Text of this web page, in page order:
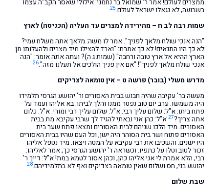
ממצרים לעולם! אמר ר' שמואל בר נחמני: אילולי שאסר הקב"ה עצמו
בשבועה, לא נגאלו ישראל לעולם.25
שמות רבה לב ח – מהירידה למצרים עד העליה (הכניסה) לארץ
"הנה אנכי שולח מלאך לפניך". אמר לו משה: מלאך אתה משלח עמי?
לא כך היו התנאים! לא כך אמרת: "וארד להצילו מיד מצרים ולהעלותו מן
הארץ ההיא אל ארץ טובה ורחבה" (שמות ג ה)? ועתה אתה אומר: "הנה
אנכי שולח מלאך לפניך"! "אם אין פניך הולכים אל תעלנו מזה".26
מדרש משלי (בובר) פרשה ט – אין טומאה לצדיקים
מעשה בר' עקיבה שהיה חבוש בבית האסורים ור' יהושע הגרסי תלמידו
היה משמשו. ערב יום טוב נפטר ממנו והלך לביתו. בא אליהו ועמד על
פתח ביתו. א"ל: שלום עליך רבי. א"ל: שלום עליך רבי ומורי. א"ל: כלום
אתה צריך?27 א"ל: כהן אני ובאתי להגיד לך שרבי עקיבא מת בבית
האסורים. מיד הלכו שניהם לבית האסורים ומצאו פתח שער בית
האסורים פתוח ושר בית הסוהר היה ישן, וכל העם שהיו בבית האסורים
היו ישנים. והשכיבו את רבי עקיבא על המטה ויצאו. מיד נטפל אליהו
זכור לטוב וטלו על כתפיו. וכשראה ר' יהושע הגרסי כך, אמר לאליהו:
רבי, הלא אמרת לי אני אליהו כהן, וכהן אסור לטמא במת! א"ל: דייך ר'
יהושע בני, חס ושלום שאין טומאה בצדיקים ואף לא בתלמידיהם.28
שבת שלום